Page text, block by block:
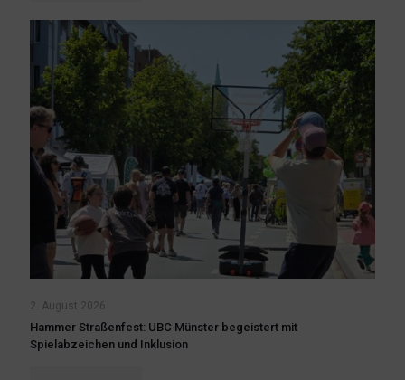
2. August 2026
Hammer Straßenfest: UBC Münster begeistert mit
Spielabzeichen und Inklusion